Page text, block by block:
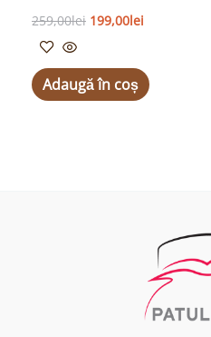
259,00lei 199,00lei
Adaugă în coș